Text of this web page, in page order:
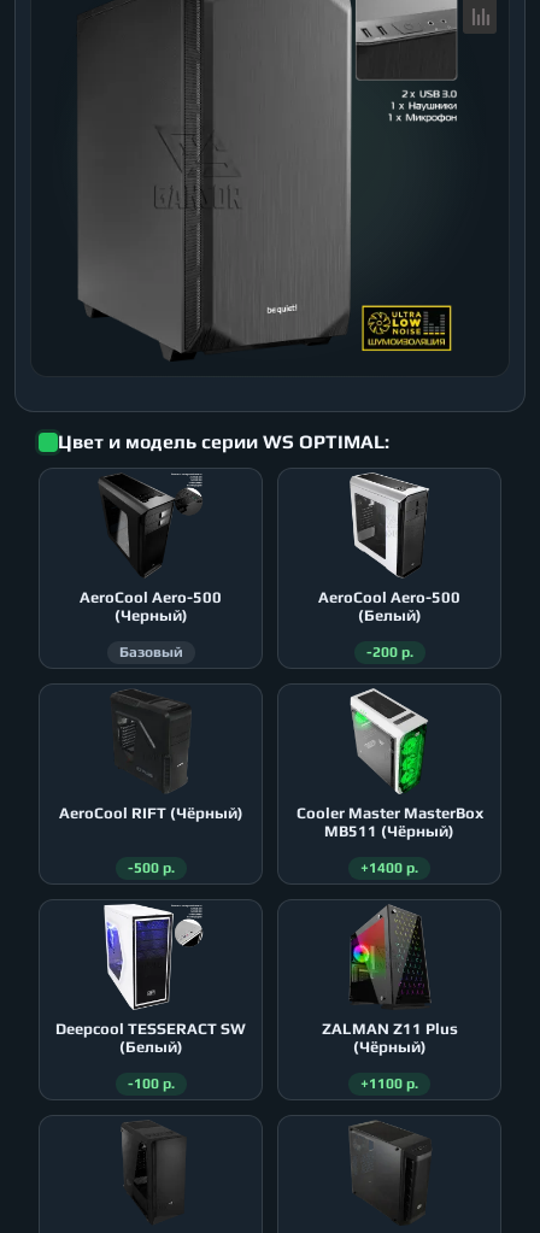
Цвет и модель серии WS OPTIMAL:
AeroСool Aero-500
(Черный)
Базовый
AeroСool Aero-500
(Белый)
-200 р.
AeroСool RIFT (Чёрный)
-500 р.
Cooler Master MasterBox
MB511 (Чёрный)
+1400 р.
Deepcool TESSERACT SW
(Белый)
-100 р.
ZALMAN Z11 Plus
(Чёрный)
+1100 р.